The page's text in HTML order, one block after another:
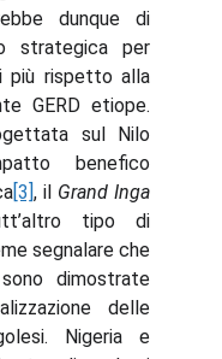
dunque di
strategica per
più rispetto alla
GERD etiope.
sul Nilo
benefico
[3], il Grand Inga
tipo di
segnalare che
dimostrate
delle
Nigeria e